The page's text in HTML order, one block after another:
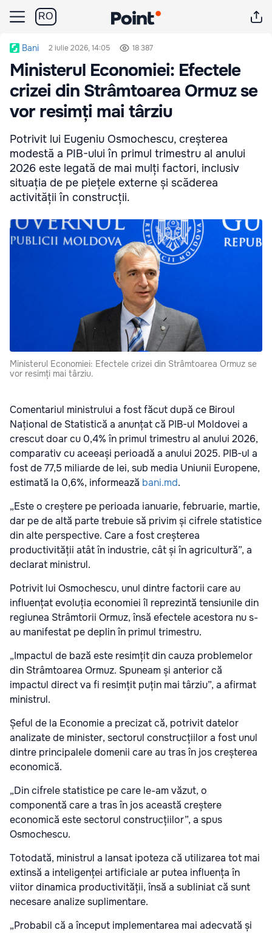
RO
Bani 2 iulie 2026, 14:05 18 387
Ministerul Economiei: Efectele
crizei din Strâmtoarea Ormuz se
vor resimți mai târziu
Potrivit lui Eugeniu Osmochescu, creșterea
modestă a PIB-ului în primul trimestru al anului
2026 este legată de mai mulți factori, inclusiv
situația de pe piețele externe și scăderea
activității în construcții.
Ministerul Economiei: Efectele crizei din Strâmtoarea Ormuz se
vor resimți mai târziu.
Comentariul ministrului a fost făcut după ce Biroul
Național de Statistică a anunțat că PIB-ul Moldovei a
crescut doar cu 0,4% în primul trimestru al anului 2026,
comparativ cu aceeași perioadă a anului 2025. PIB-ul a
fost de 77,5 miliarde de lei, sub media Uniunii Europene,
estimată la 0,6%, informează bani.md.
„Este o creștere pe perioada ianuarie, februarie, martie,
dar pe de altă parte trebuie să privim și cifrele statistice
din alte perspective. Care a fost creșterea
productivității atât în industrie, cât și în agricultură”, a
declarat ministrul.
Potrivit lui Osmochescu, unul dintre factorii care au
influențat evoluția economiei îl reprezintă tensiunile din
regiunea Strâmtorii Ormuz, însă efectele acestora nu s-
au manifestat pe deplin în primul trimestru.
„Impactul de bază este resimțit din cauza problemelor
din Strâmtoarea Ormuz. Spuneam și anterior că
impactul direct va fi resimțit puțin mai târziu”, a afirmat
ministrul.
Șeful de la Economie a precizat că, potrivit datelor
analizate de minister, sectorul construcțiilor a fost unul
dintre principalele domenii care au tras în jos creșterea
economică.
„Din cifrele statistice pe care le-am văzut, o
componentă care a tras în jos această creștere
economică este sectorul construcțiilor”, a spus
Osmochescu.
Totodată, ministrul a lansat ipoteza că utilizarea tot mai
extinsă a inteligenței artificiale ar putea influența în
viitor dinamica productivității, însă a subliniat că sunt
necesare analize suplimentare.
„Probabil că a început implementarea mai adecvată și